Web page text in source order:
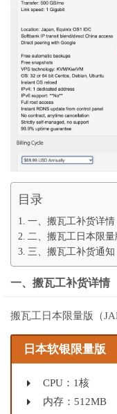
目录
一、搬瓦工补货详情
二、搬瓦工日本限
三、搬瓦工补货通知
一、搬瓦工补货详情
搬瓦工日本限量版（
日本软银限量版
CPU：1核
内存：512MB